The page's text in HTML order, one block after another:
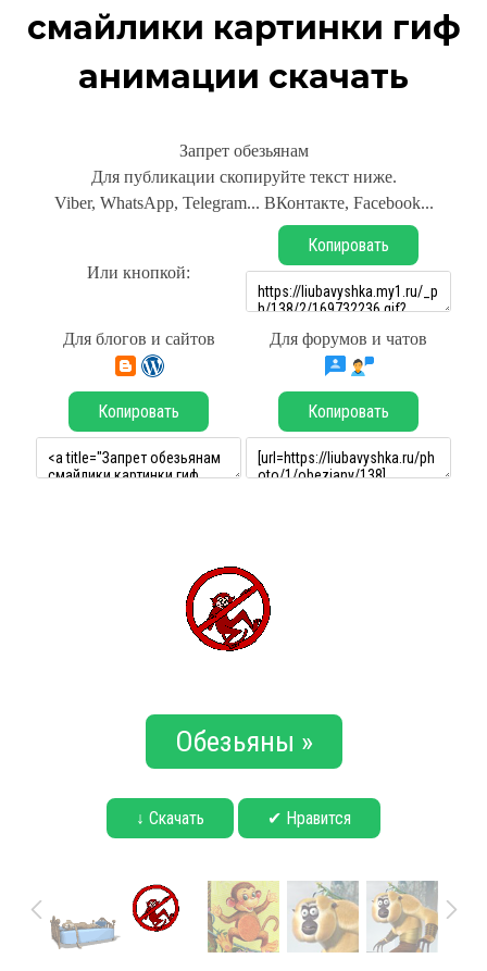
смайлики картинки гиф
анимации скачать
Запрет обезьянам
Для публикации скопируйте текст ниже.
Viber, WhatsApp, Telegram... ВКонтакте, Facebook...
Или кнопкой:
Копировать
Для блогов и сайтов Для форумов и чатов
Копировать Копировать
Обезьяны »
↓ Скачать ✔ Нравится